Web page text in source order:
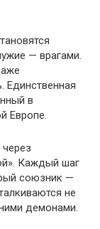
— врагами.
Единственная
в
Европе.
Каждый шаг
союзник —
не
демонами.